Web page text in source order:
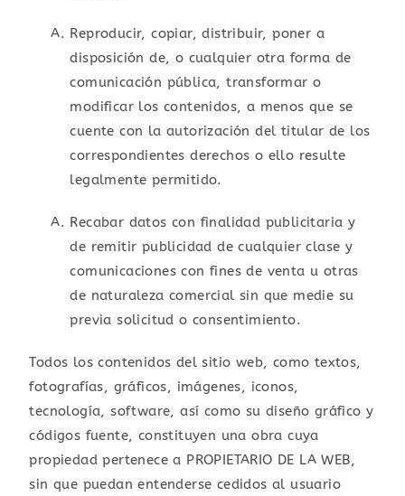
Reproducir, copiar, distribuir, poner a
disposición de, o cualquier otra forma de
comunicación pública, transformar o
modificar los contenidos, a menos que se
cuente con la autorización del titular de los
correspondientes derechos o ello resulte
legalmente permitido.
Recabar datos con finalidad publicitaria y
de remitir publicidad de cualquier clase y
comunicaciones con fines de venta u otras
de naturaleza comercial sin que medie su
previa solicitud o consentimiento.
Todos los contenidos del sitio web, como textos,
fotografías, gráficos, imágenes, iconos,
tecnología, software, así como su diseño gráfico y
códigos fuente, constituyen una obra cuya
propiedad pertenece a PROPIETARIO DE LA WEB,
sin que puedan entenderse cedidos al usuario